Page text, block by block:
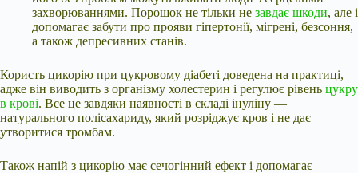
захворюваннями. Порошок не тільки не завдає шкоди, але і
допомагає забути про прояви гіпертонії, мігрені, безсоння,
а також депресивних станів.
Користь цикорію при цукровому діабеті доведена на практиці,
адже він виводить з організму холестерин і регулює рівень цукру
в крові. Все це завдяки наявності в складі інуліну —
натурального полісахариду, який розріджує кров і не дає
утворитися тромбам.
Також напій з цикорію має сечогінний ефект і допомагає